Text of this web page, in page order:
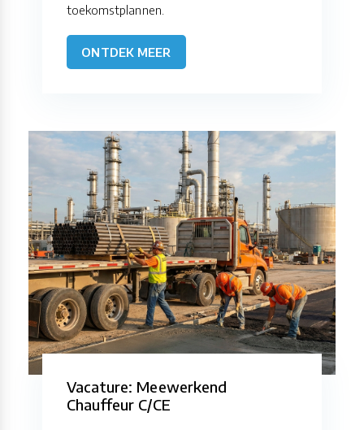
toekomstplannen.
ONTDEK MEER
Vacature: Meewerkend
Chauffeur C/CE